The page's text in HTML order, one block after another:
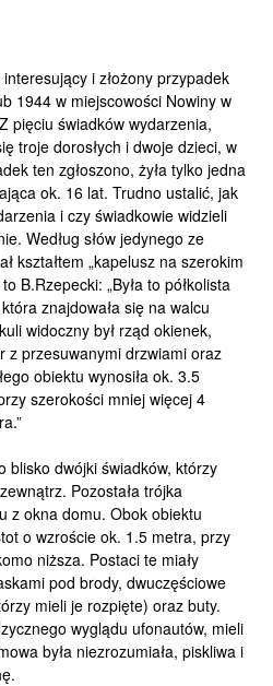
i złożony przypadek
1944 w miejscowości Nowiny w
pięciu świadków wydarzenia,
troje dorosłych i dwoje dzieci, w
ten zgłoszono, żyła tylko jedna
ok. 16 lat. Trudno ustalić, jak
i czy świadkowie widzieli
Według słów jedynego ze
kształtem „kapelusz na szerokim
B.Rzepecki: „Była to półkolista
znajdowała się na walcu
widoczny był rząd okienek,
z przesuwanymi drzwiami oraz
obiektu wynosiła ok. 3.5
szerokości mniej więcej 4
blisko dwójki świadków, którzy
Pozostała trójka
z okna domu. Obok obiektu
o wzroście ok. 1.5 metra, przy
niższa. Postaci te miały
pod brody, dwuczęściowe
mieli je rozpięte) oraz buty.
wyglądu ufonautów, mieli
była niezrozumiała, piskliwa i